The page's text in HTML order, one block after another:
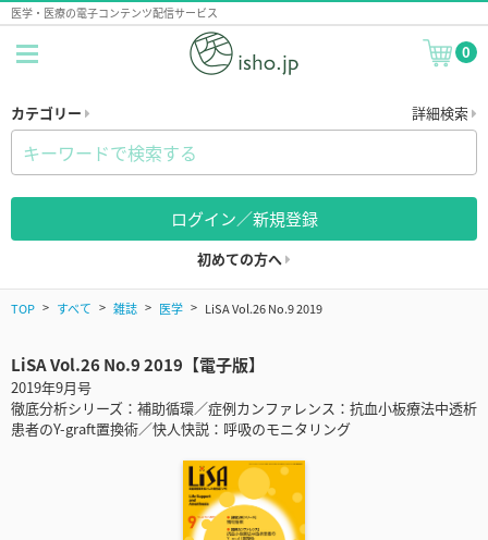
医学・医療の電子コンテンツ配信サービス
0
カテゴリー 詳細検索
ログイン／新規登録
初めての方へ
TOP すべて 雑誌 医学 LiSA Vol.26 No.9 2019
LiSA Vol.26 No.9 2019【電子版】
2019年9月号
徹底分析シリーズ：補助循環／症例カンファレンス：抗血小板療法中透析
患者のY-graft置換術／快人快説：呼吸のモニタリング